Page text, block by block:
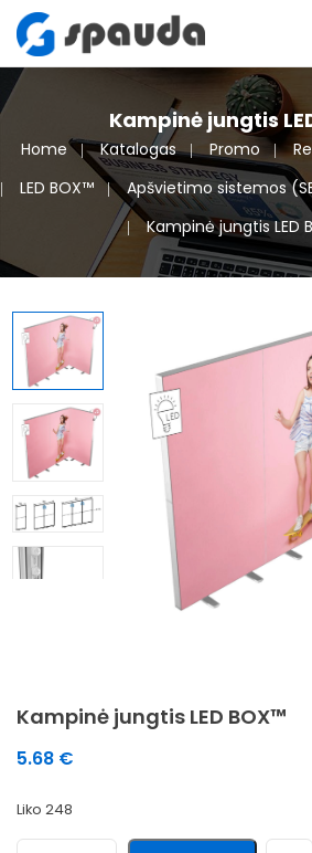
Kampinė jungtis
Home Katalogas Promo
LED BOX™
Apšvietimo sistemos
Kampinė jungtis LED
Kampinė jungtis LED BOX™
5.68 €
Liko 248